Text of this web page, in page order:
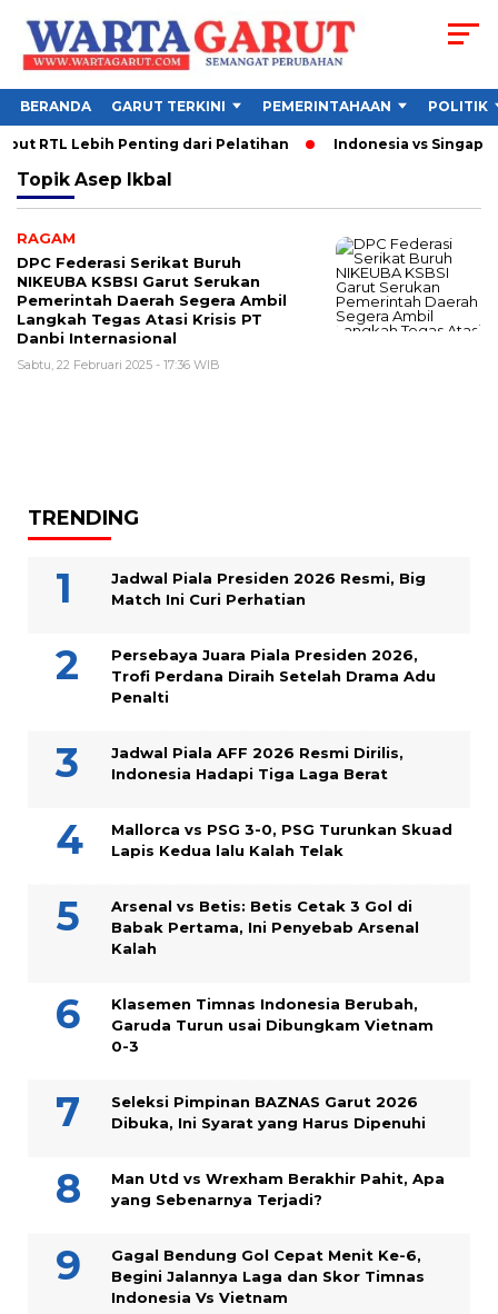
BERANDA GARUT TERKINI PEMERINTAHAAN POLITIK
RTL Lebih Penting dari Pelatihan Indonesia vs
Topik Asep Ikbal
RAGAM
DPC Federasi Serikat Buruh
NIKEUBA KSBSI Garut Serukan
Pemerintah Daerah Segera Ambil
Langkah Tegas Atasi Krisis PT
Danbi Internasional
Sabtu, 22 Februari 2025 - 17:36 WIB
TRENDING
Jadwal Piala Presiden 2026 Resmi, Big
Match Ini Curi Perhatian
Persebaya Juara Piala Presiden 2026,
Trofi Perdana Diraih Setelah Drama Adu
Penalti
Jadwal Piala AFF 2026 Resmi Dirilis,
Indonesia Hadapi Tiga Laga Berat
Mallorca vs PSG 3-0, PSG Turunkan Skuad
Lapis Kedua lalu Kalah Telak
Arsenal vs Betis: Betis Cetak 3 Gol di
Babak Pertama, Ini Penyebab Arsenal
Kalah
Klasemen Timnas Indonesia Berubah,
Garuda Turun usai Dibungkam Vietnam
0-3
Seleksi Pimpinan BAZNAS Garut 2026
Dibuka, Ini Syarat yang Harus Dipenuhi
Man Utd vs Wrexham Berakhir Pahit, Apa
yang Sebenarnya Terjadi?
Gagal Bendung Gol Cepat Menit Ke-6,
Begini Jalannya Laga dan Skor Timnas
Indonesia Vs Vietnam